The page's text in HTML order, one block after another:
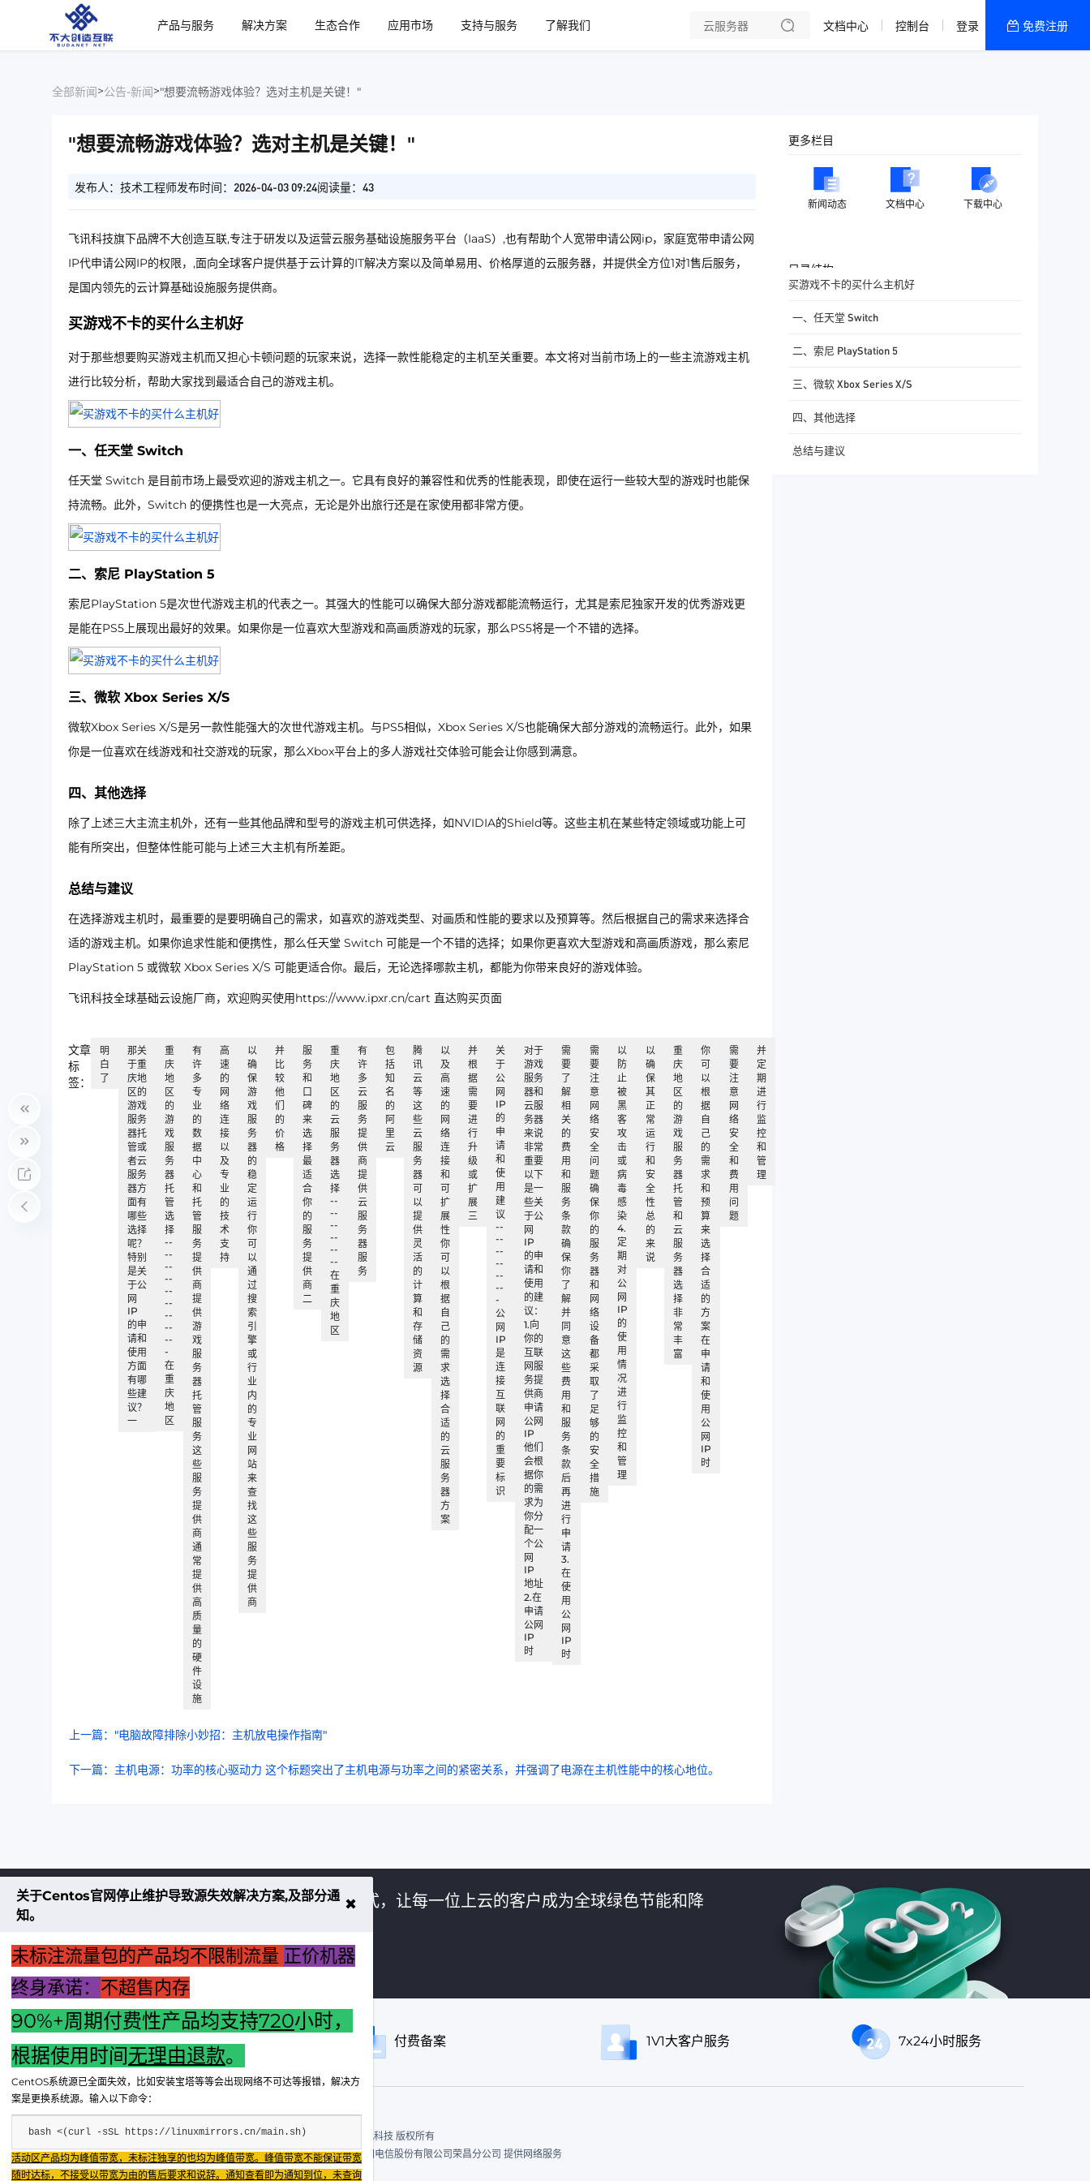
产品与服务
解决方案 生态合作 应用市场 支持与服务
了解我们
文档中心 控制台 登录 免费注册
全部新闻>公告-新闻>"想要流畅游戏体验？选对主机是关键！"
"想要流畅游戏体验？选对主机是关键！"
发布人：技术工程师发布时间：2026-04-03 09:24阅读量：43
飞讯科技旗下品牌不大创造互联,专注于研发以及运营云服务基础设施服务平台（IaaS）,也有帮助个人宽带申请公网ip，家庭宽带申请公网
IP代申请公网IP的权限，,面向全球客户提供基于云计算的IT解决方案以及简单易用、价格厚道的云服务器，并提供全方位1对1售后服务，
是国内领先的云计算基础设施服务提供商。
买游戏不卡的买什么主机好
对于那些想要购买游戏主机而又担心卡顿问题的玩家来说，选择一款性能稳定的主机至关重要。本文将对当前市场上的一些主流游戏主机
进行比较分析，帮助大家找到最适合自己的游戏主机。
一、任天堂 Switch
任天堂 Switch 是目前市场上最受欢迎的游戏主机之一。它具有良好的兼容性和优秀的性能表现，即使在运行一些较大型的游戏时也能保
持流畅。此外，Switch 的便携性也是一大亮点，无论是外出旅行还是在家使用都非常方便。
二、索尼 PlayStation 5
索尼PlayStation 5是次世代游戏主机的代表之一。其强大的性能可以确保大部分游戏都能流畅运行，尤其是索尼独家开发的优秀游戏更
是能在PS5上展现出最好的效果。如果你是一位喜欢大型游戏和高画质游戏的玩家，那么PS5将是一个不错的选择。
三、微软 Xbox Series X/S
微软Xbox Series X/S是另一款性能强大的次世代游戏主机。与PS5相似，Xbox Series X/S也能确保大部分游戏的流畅运行。此外，如果
你是一位喜欢在线游戏和社交游戏的玩家，那么Xbox平台上的多人游戏社交体验可能会让你感到满意。
四、其他选择
除了上述三大主流主机外，还有一些其他品牌和型号的游戏主机可供选择，如NVIDIA的Shield等。这些主机在某些特定领域或功能上可
能有所突出，但整体性能可能与上述三大主机有所差距。
总结与建议
在选择游戏主机时，最重要的是要明确自己的需求，如喜欢的游戏类型、对画质和性能的要求以及预算等。然后根据自己的需求来选择合
适的游戏主机。如果你追求性能和便携性，那么任天堂 Switch 可能是一个不错的选择；如果你更喜欢大型游戏和高画质游戏，那么索尼
PlayStation 5 或微软 Xbox Series X/S 可能更适合你。最后，无论选择哪款主机，都能为你带来良好的游戏体验。
飞讯科技全球基础云设施厂商，欢迎购买使用https://www.ipxr.cn/cart 直达购买页面
文章
标
签：
明
白
了
那关
于重
庆地
区的
游戏
服务
器托
管或
者云
服务
器方
面有
哪些
选择
呢？
特别
是关
于公
网
IP
的申
请和
使用
方面
有哪
些建
议？
一
重
庆
地
区
的
游
戏
服
务
器
托
管
选
择
--
--
--
--
--
--
--
--
--
-
在
重
庆
地
区
有
许
多
专
业
的
数
据
中
心
和
托
管
服
务
提
供
商
提
供
游
戏
服
务
器
托
管
服
务
这
些
服
务
提
供
商
通
常
提
供
高
质
量
的
硬
件
设
施
高
速
的
网
络
连
接
以
及
专
业
的
技
术
支
持
以
确
保
游
戏
服
务
器
的
稳
定
运
行
你
可
以
通
过
搜
索
引
擎
或
行
业
内
的
专
业
网
站
来
查
找
这
些
服
务
提
供
商
并
比
较
他
们
的
价
格
服
务
和
口
碑
来
选
择
最
适
合
你
的
服
务
提
供
商
二
重
庆
地
区
的
云
服
务
器
选
择
--
--
--
--
--
--
在
重
庆
地
区
有
许
多
云
服
务
提
供
商
提
供
云
服
务
器
服
务
包
括
知
名
的
阿
里
云
腾
讯
云
等
这
些
云
服
务
器
可
以
提
供
灵
活
的
计
算
和
存
储
资
源
以
及
高
速
的
网
络
连
接
和
可
扩
展
性
你
可
以
根
据
自
己
的
需
求
选
择
合
适
的
云
服
务
器
方
案
并
根
据
需
要
进
行
升
级
或
扩
展
三
关
于
公
网
IP
的
申
请
和
使
用
建
议
--
--
--
--
--
--
-
公
网
IP
是
连
接
互
联
网
的
重
要
标
识
对于
游戏
服务
器和
云服
务器
来说
非常
重要
以下
是一
些关
于公
网
IP
的申
请和
使用
的建
议：
1.向
你的
互联
网服
务提
供商
申请
公网
IP
他们
会根
据你
的需
求为
你分
配一
个公
网
IP
地址
2.在
申请
公网
IP
时
需
要
了
解
相
关
的
费
用
和
服
务
条
款
确
保
你
了
解
并
同
意
这
些
费
用
和
服
务
条
款
后
再
进
行
申
请
3.
在
使
用
公
网
IP
时
需
要
注
意
网
络
安
全
问
题
确
保
你
的
服
务
器
和
网
络
设
备
都
采
取
了
足
够
的
安
全
措
施
以
防
止
被
黑
客
攻
击
或
病
毒
感
染
4.
定
期
对
公
网
IP
的
使
用
情
况
进
行
监
控
和
管
理
以
确
保
其
正
常
运
行
和
安
全
性
总
的
来
说
重
庆
地
区
的
游
戏
服
务
器
托
管
和
云
服
务
器
选
择
非
常
丰
富
你
可
以
根
据
自
己
的
需
求
和
预
算
来
选
择
合
适
的
方
案
在
申
请
和
使
用
公
网
IP
时
需
要
注
意
网
络
安
全
和
费
用
问
题
并
定
期
进
行
监
控
和
管
理
上一篇："电脑故障排除小妙招：主机放电操作指南"
下一篇：主机电源：功率的核心驱动力 这个标题突出了主机电源与功率之间的紧密关系，并强调了电源在主机性能中的核心地位。
更多栏目
新闻动态 文档中心 下载中心
目录结构
买游戏不卡的买什么主机好
一、任天堂 Switch
二、索尼 PlayStation 5
三、微软 Xbox Series X/S
四、其他选择
总结与建议
不大创造互联致力于以最 “绿色节能” 的方式，让每一位上云的客户成为全球绿色节能和降
了解更多
享无忧退款服务 付费备案 1V1大客户服务 7x24小时服务
Copyright © 2024 - 2025 FX BD Cloud. All Rights Reserved. 飞讯科技 版权所有
Fenxun Tech旗下云平台，相关服务主体：重庆飞讯科技有限公司|中国电信股份有限公司荣昌分公司 提供网络服务
关于Centos官网停止维护导致源失效解决方案,及部分通
知。
✖
未标注流量包的产品均不限制流量 正价机器
终身承诺： 不超售内存
90%+周期付费性产品均支持720小时，
根据使用时间无理由退款。
CentOS系统源已全面失效，比如安装宝塔等等会出现网络不可达等报错，解决方
案是更换系统源。输入以下命令：
bash <(curl -sSL https://linuxmirrors.cn/main.sh)
活动区产品均为峰值带宽，未标注独享的也均为峰值带宽。峰值带宽不能保证带宽
随时达标，不接受以带宽为由的售后要求和说辞。通知查看即为通知到位，未查询